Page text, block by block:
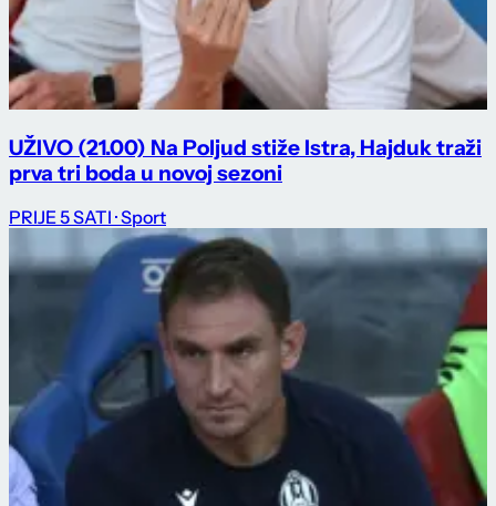
UŽIVO (21.00) Na Poljud stiže Istra, Hajduk traži
prva tri boda u novoj sezoni
PRIJE 5 SATI · Sport